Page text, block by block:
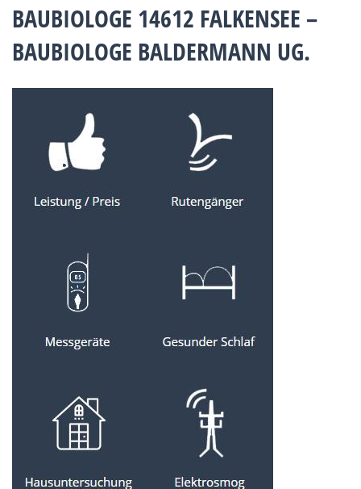
BAUBIOLOGE 14612 FALKENSEE –
BAUBIOLOGE BALDERMANN UG.